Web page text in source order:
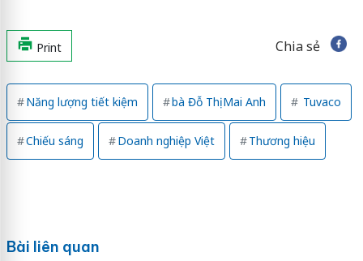
Print Chia sẻ
Năng lượng tiết kiệm bà Đỗ Thị Mai Anh Tuvaco
Chiếu sáng Doanh nghiệp Việt Thương hiệu
Bài liên quan